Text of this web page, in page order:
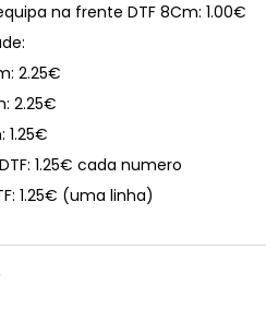
na frente DTF 8Cm: 1.00€
2.25€
2.25€
1.25€
1.25€ cada numero
1.25€ (uma linha)